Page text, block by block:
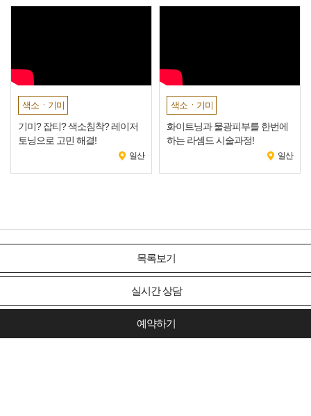
색소ㆍ기미
기미? 잡티? 색소침착? 레이저
토닝으로 고민 해결!
일산
색소ㆍ기미
화이트닝과 물광피부를 한번에
하는 라셈드 시술과정!
일산
목록보기
실시간 상담
예약하기